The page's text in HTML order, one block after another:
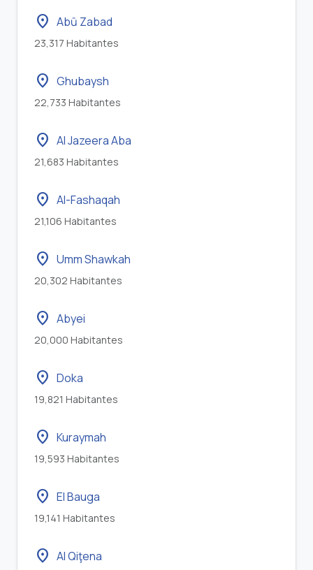
location_on Abū Zabad
23,317 Habitantes
location_on Ghubaysh
22,733 Habitantes
location_on Al Jazeera Aba
21,683 Habitantes
location_on Al-Fashaqah
21,106 Habitantes
location_on Umm Shawkah
20,302 Habitantes
location_on Abyei
20,000 Habitantes
location_on Doka
19,821 Habitantes
location_on Kuraymah
19,593 Habitantes
location_on El Bauga
19,141 Habitantes
location_on Al Qiţena